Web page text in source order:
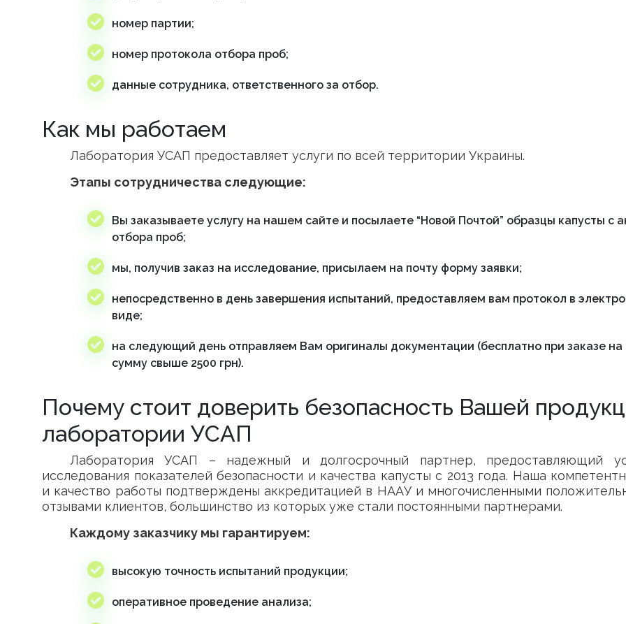
номер партии;
номер протокола отбора проб;
данные сотрудника, ответственного за отбор.
Как мы работаем
Лаборатория УСАП предоставляет услуги по всей территории Украины.
Этапы сотрудничества следующие:
Вы заказываете услугу на нашем сайте и посылаете “Новой Почтой” образцы капусты с
отбора проб;
мы, получив заказ на исследование, присылаем на почту форму заявки;
непосредственно в день завершения испытаний, предоставляем вам протокол в
виде;
на следующий день отправляем Вам оригиналы документации (бесплатно при заказе на
сумму свыше 2500 грн).
Почему стоит доверить безопасность Вашей
лаборатории УСАП
Лаборатория УСАП – надежный и долгосрочный партнер, предоставляющий
исследования показателей безопасности и качества капусты с 2013 года. Наша
и качество работы подтверждены аккредитацией в НААУ и многочисленными
отзывами клиентов, большинство из которых уже стали постоянными партнерами.
Каждому заказчику мы гарантируем:
высокую точность испытаний продукции;
оперативное проведение анализа;